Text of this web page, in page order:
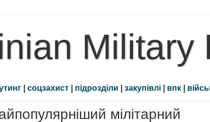
Military
| соцзахист | підрозділи | закупівлі | впк |
мілітарний